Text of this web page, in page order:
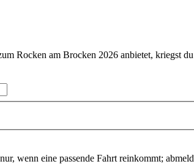
Rocken am Brocken 2026 anbietet, kriegst
wenn eine passende Fahrt reinkommt;